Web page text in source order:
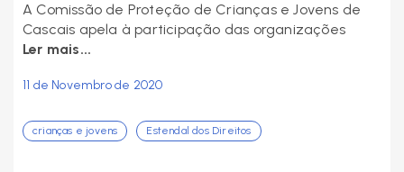
A Comissão de Proteção de Crianças e Jovens de
Cascais apela à participação das organizações
Ler mais...
11 de Novembro de 2020
crianças e jovens Estendal dos Direitos